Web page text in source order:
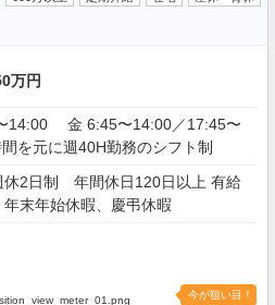
万円
14:00 金 6:45〜14:00／17:45〜
を元に週40H勤務のシフト制
休2日制 年間休日120日以上 有給
末年始休暇、慶弔休暇
今が狙い目！